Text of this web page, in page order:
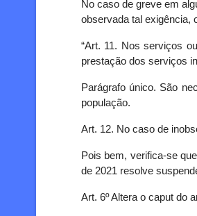
No caso de greve em
observada tal exigência,
“Art. 11. Nos serviços
prestação dos serviços
Parágrafo único. São
população.
Art. 12. No caso de
Pois bem, verifica-se
de 2021 resolve
Art. 6º Altera o caput do